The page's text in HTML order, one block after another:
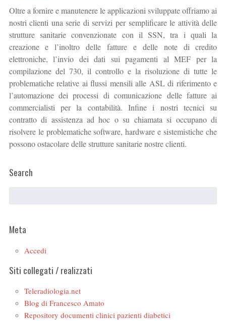
Oltre a fornire e manutenere le applicazioni sviluppate offriamo ai
nostri clienti una serie di servizi per semplificare le attività delle
strutture sanitarie convenzionate con il SSN, tra i quali la
creazione e l’inoltro delle fatture e delle note di credito
elettroniche, l’invio dei dati sui pagamenti al MEF per la
compilazione del 730, il controllo e la risoluzione di tutte le
problematiche relative ai flussi mensili alle ASL di riferimento e
l’automazione dei processi di comunicazione delle fatture ai
commercialisti per la contabilità. Infine i nostri tecnici su
contratto di assistenza ad hoc o su chiamata si occupano di
risolvere le problematiche software, hardware e sistemistiche che
possono ostacolare delle strutture sanitarie nostre clienti.
Search
Meta
Accedi
Siti collegati / realizzati
Teleradiologia.net
Blog di Francesco Amato
Repository documenti clinici pazienti diabetici